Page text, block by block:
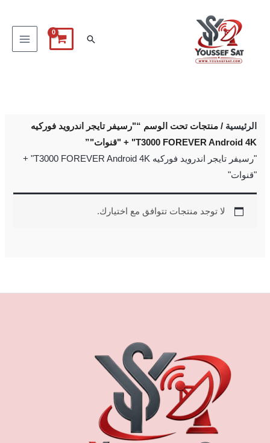
البحث
الرئيسية / منتجات تحت الوسم “"رسيفر تايجر اندرويد فوركيه
T3000 FOREVER Android 4K" + "قنوات"”
"رسيفر تايجر اندرويد فوركيه T3000 FOREVER Android 4K" +
"قنوات"
لا توجد منتجات تتوافق مع اختيارك.